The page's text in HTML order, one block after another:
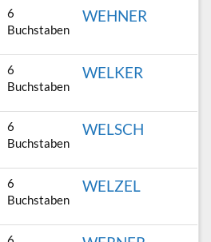
6
Buchstaben
WEHNER
6
Buchstaben
WELKER
6
Buchstaben
WELSCH
6
Buchstaben
WELZEL